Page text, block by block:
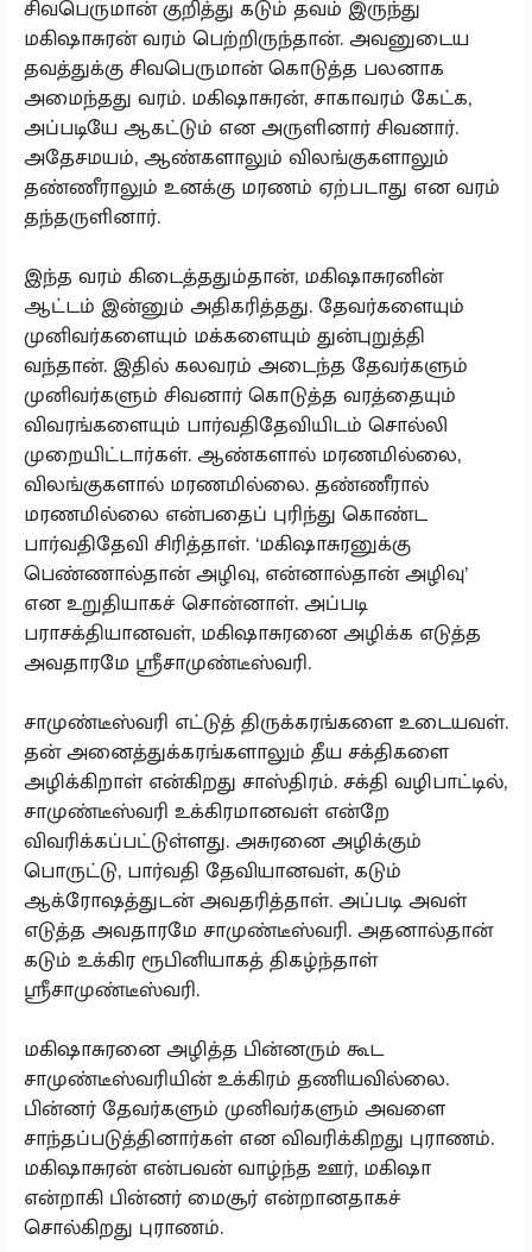
சிவபெருமான் குறித்து கடும் தவம் இருந்து
மகிஷாசுரன் வரம் பெற்றிருந்தான். அவனுடைய
தவத்துக்கு சிவபெருமான் கொடுத்த பலனாக
அமைந்தது வரம். மகிஷாசுரன், சாகாவரம் கேட்க,
அப்படியே ஆகட்டும் என அருளினார் சிவனார்.
அதேசமயம், ஆண்களாலும் விலங்குகளாலும்
தண்ணீராலும் உனக்கு மரணம் ஏற்படாது என வரம்
தந்தருளினார்.
இந்த வரம் கிடைத்ததும்தான், மகிஷாசுரனின்
ஆட்டம் இன்னும் அதிகரித்தது. தேவர்களையும்
முனிவர்களையும் மக்களையும் துன்புறுத்தி
வந்தான். இதில் கலவரம் அடைந்த தேவர்களும்
முனிவர்களும் சிவனார் கொடுத்த வரத்தையும்
விவரங்களையும் பார்வதிதேவியிடம் சொல்லி
முறையிட்டார்கள். ஆண்களால் மரணமில்லை,
விலங்குகளால் மரணமில்லை. தண்ணீரால்
மரணமில்லை என்பதைப் புரிந்து கொண்ட
பார்வதிதேவி சிரித்தாள். ‘மகிஷாசுரனுக்கு
பெண்ணால்தான் அழிவு, என்னால்தான் அழிவு’
என உறுதியாகச் சொன்னாள். அப்படி
பராசக்தியானவள், மகிஷாசுரனை அழிக்க எடுத்த
அவதாரமே ஸ்ரீசாமுண்டீஸ்வரி.
சாமுண்டீஸ்வரி எட்டுத் திருக்கரங்களை உடையவள்.
தன் அனைத்துக்கரங்களாலும் தீய சக்திகளை
அழிக்கிறாள் என்கிறது சாஸ்திரம். சக்தி வழிபாட்டில்,
சாமுண்டீஸ்வரி உக்கிரமானவள் என்றே
விவரிக்கப்பட்டுள்ளது. அசுரனை அழிக்கும்
பொருட்டு, பார்வதி தேவியானவள், கடும்
ஆக்ரோஷத்துடன் அவதரித்தாள். அப்படி அவள்
எடுத்த அவதாரமே சாமுண்டீஸ்வரி. அதனால்தான்
கடும் உக்கிர ரூபினியாகத் திகழ்ந்தாள்
ஸ்ரீசாமுண்டீஸ்வரி.
மகிஷாசுரனை அழித்த பின்னரும் கூட
சாமுண்டீஸ்வரியின் உக்கிரம் தணியவில்லை.
பின்னர் தேவர்களும் முனிவர்களும் அவளை
சாந்தப்படுத்தினார்கள் என விவரிக்கிறது புராணம்.
மகிஷாசுரன் என்பவன் வாழ்ந்த ஊர், மகிஷா
என்றாகி பின்னர் மைசூர் என்றானதாகச்
சொல்கிறது புராணம்.